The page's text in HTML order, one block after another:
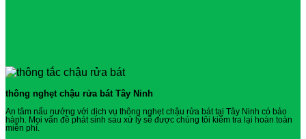
thông nghẹt chậu rửa bát Tây Ninh
An tâm nấu nướng với dịch vụ thông nghẹt chậu rửa bát tại Tây Ninh có bảo
hành. Mọi vấn đề phát sinh sau xử lý sẽ được chúng tôi kiểm tra lại hoàn toàn
miễn phí.